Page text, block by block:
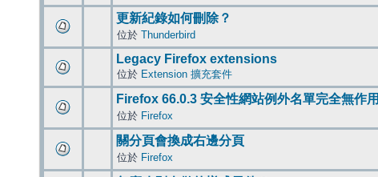
更新紀錄如何刪除？
位於 Thunderbird
Legacy Firefox extensions
位於 Extension 擴充套件
Firefox 66.0.3 安全性網站例外名單完全無作用
位於 Firefox
關分頁會換成右邊分頁
位於 Firefox